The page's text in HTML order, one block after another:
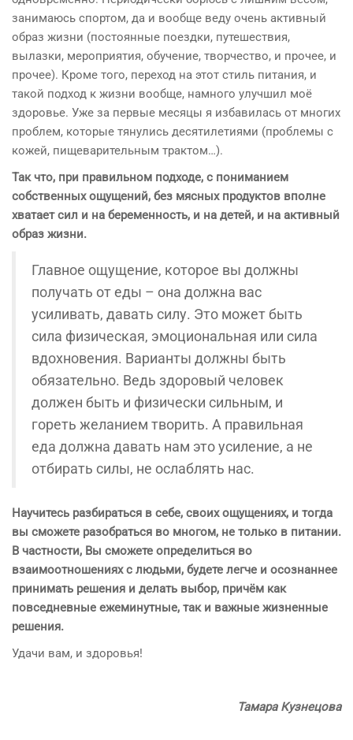
занимаюсь спортом, да и вообще веду очень активный
образ жизни (постоянные поездки, путешествия,
вылазки, мероприятия, обучение, творчество, и прочее, и
прочее). Кроме того, переход на этот стиль питания, и
такой подход к жизни вообще, намного улучшил моё
здоровье. Уже за первые месяцы я избавилась от многих
проблем, которые тянулись десятилетиями (проблемы с
кожей, пищеварительным трактом…).
Так что, при правильном подходе, с пониманием
собственных ощущений, без мясных продуктов вполне
хватает сил и на беременность, и на детей, и на активный
образ жизни.
Главное ощущение, которое вы должны
получать от еды – она должна вас
усиливать, давать силу. Это может быть
сила физическая, эмоциональная или сила
вдохновения. Варианты должны быть
обязательно. Ведь здоровый человек
должен быть и физически сильным, и
гореть желанием творить. А правильная
еда должна давать нам это усиление, а не
отбирать силы, не ослаблять нас.
Научитесь разбираться в себе, своих ощущениях, и тогда
вы сможете разобраться во многом, не только в питании.
В частности, Вы сможете определиться во
взаимоотношениях с людьми, будете легче и осознаннее
принимать решения и делать выбор, причём как
повседневные ежеминутные, так и важные жизненные
решения.
Удачи вам, и здоровья!
Тамара Кузнецова